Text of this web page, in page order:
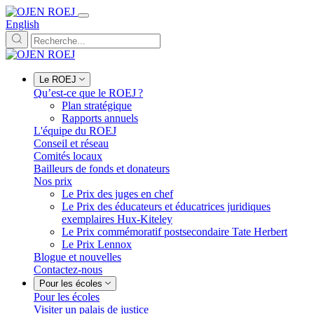
English
Le ROEJ
Qu’est-ce que le ROEJ ?
Plan stratégique
Rapports annuels
L'équipe du ROEJ
Conseil et réseau
Comités locaux
Bailleurs de fonds et donateurs
Nos prix
Le Prix des juges en chef
Le Prix des éducateurs et éducatrices juridiques
exemplaires Hux-Kiteley
Le Prix commémoratif postsecondaire Tate Herbert
Le Prix Lennox
Blogue et nouvelles
Contactez-nous
Pour les écoles
Pour les écoles
Visiter un palais de justice